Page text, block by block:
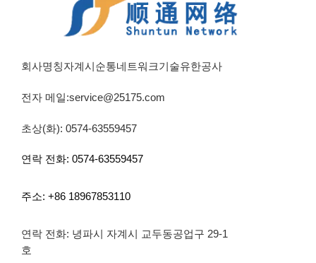
회사명칭자계시순통네트워크기술유한공사
전자 메일:service@25175.com
초상(화): 0574-63559457
연락 전화: 0574-63559457
주소: +86 18967853110
연락 전화: 녕파시 자계시 교두동공업구 29-1
호